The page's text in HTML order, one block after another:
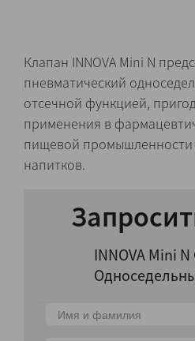
Клапан INNOVA Mini N
пневматический
отсечной функцией,
применения в
пищевой промышленности
напитков.
INNOVA Mini